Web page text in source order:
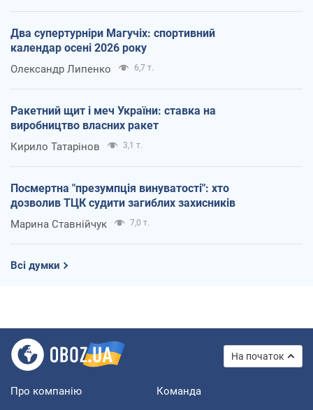
Два супертурніри Магучіх: спортивний
календар осені 2026 року
Олександр Липенко 6,7 т.
Ракетний щит і меч України: ставка на
виробництво власних ракет
Кирило Татарінов 3,1 т.
Посмертна "презумпція винуватості": хто
дозволив ТЦК судити загиблих захисників
Марина Ставнійчук 7,0 т.
Всі думки
На початок
Про компанію Команда